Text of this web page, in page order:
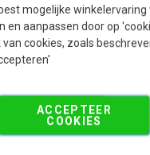
mogelijke
en aanpassen door op
van cookies, zoals
ACCEPTEER
COOKIES